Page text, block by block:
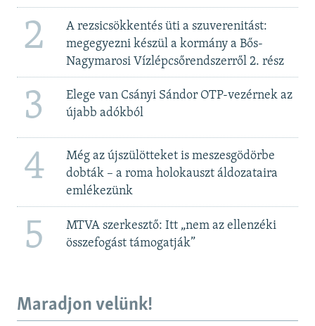
2
A rezsicsökkentés üti a szuverenitást:
megegyezni készül a kormány a Bős-
Nagymarosi Vízlépcsőrendszerről 2. rész
3
Elege van Csányi Sándor OTP-vezérnek az
újabb adókból
4
Még az újszülötteket is meszesgödörbe
dobták – a roma holokauszt áldozataira
emlékezünk
5
MTVA szerkesztő: Itt „nem az ellenzéki
összefogást támogatják”
Maradjon velünk!